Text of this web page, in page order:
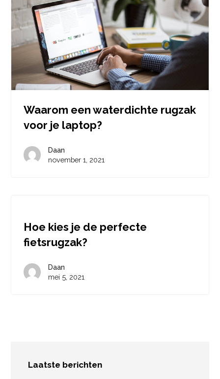
Waarom een waterdichte rugzak
voor je laptop?
Daan
november 1, 2021
Hoe kies je de perfecte
fietsrugzak?
Daan
mei 5, 2021
Laatste berichten